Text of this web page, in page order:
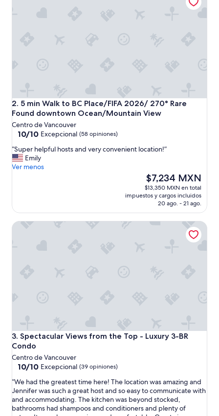
a
s
c
o
v
e
n
t
m
d
e
a
s
o
g
e
t
2. 5 min Walk to BC Place/FIFA 2026/ 270° Rare
Found downtown Ocean/Mountain View
5 min Walk to BC Place/FIFA 2026/ 270° Rare Found
Centro de Vancouver
10.0
10,
Excepcional,
(58
10/10 Excepcional (58 opiniones)
“
S
u
e
p
v
e
r
y
o
n
v
e
n
“Super helpful hosts and very convenient location!”
Emily
Ver menos
El
precio
actual
de
$7,234 MXN
$7,234 MXN
$13,350 MXN en total
impuestos y cargos incluidos
20 ago. - 21 ago.
3. Spectacular Views from the Top - Luxury 3-BR
Condo
Spectacular Views from the Top - Luxury 3-BR Condo
Centro de Vancouver
10.0
10,
Excepcional,
(39
opiniones)
10/10 Excepcional (39 opiniones)
“
W
e
h
“We had the greatest time here! The location was amazing and
Jennifer was such a great host and so easy to communicate with
and accommodating. The kitchen was beyond stocked,
bathrooms had shampoos and conditioners and plenty of
Spectacular Views from the Top - Luxury 3-BR Condo